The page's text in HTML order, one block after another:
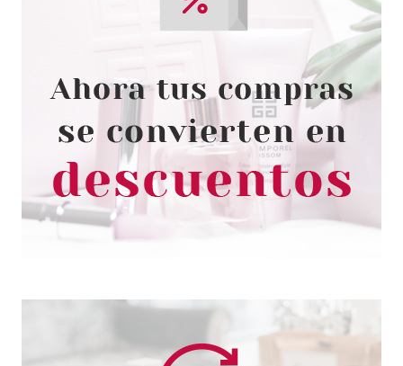
ESSENCE
ESSENCE DISNEY PRINCESS
PESTAÑAS POSTIZAS JASMÍN
02 COURAGE
Pvr 3.79€
-31%
desde
2.60€